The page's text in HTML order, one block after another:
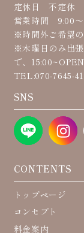
定休日 不定休
営業時間 9:00〜
※時間外ご希望
※木曜日のみ出
で、15:00~OPEN
TEL:070-7645-
SNS
CONTENTS
トップページ
コンセプト
料金案内